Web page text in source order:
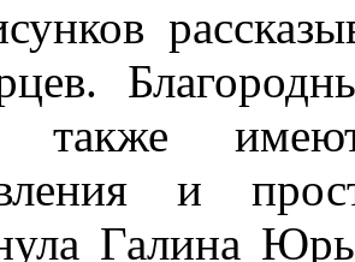
также
и
Галина